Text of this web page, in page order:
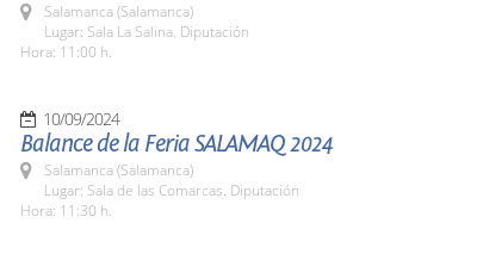
Salamanca (Salamanca)
Lugar: Sala La Salina. Diputación
Hora: 11:00 h.
10/09/2024
Balance de la Feria SALAMAQ 2024
Salamanca (Salamanca)
Lugar: Sala de las Comarcas. Diputación
Hora: 11:30 h.